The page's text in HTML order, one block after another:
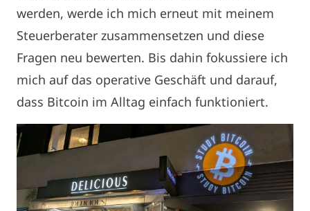
werden, werde ich mich erneut mit meinem
Steuerberater zusammensetzen und diese
Fragen neu bewerten. Bis dahin fokussiere ich
mich auf das operative Geschäft und darauf,
dass Bitcoin im Alltag einfach funktioniert.